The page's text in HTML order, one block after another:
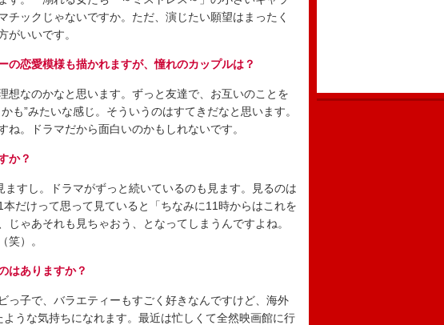
チックじゃないですか。ただ、演じたい願望はまったく
がいいです。
恋愛模様も描かれますが、憧れのカップルは？
なのかなと思います。ずっと友達で、お互いのことを
も”みたいな感じ。そういうのはすてきだなと思います。
。ドラマだから面白いのかもしれないです。
か？
すし。ドラマがずっと続いているのも見ます。見るのは
だけって思って見ていると「ちなみに11時からはこれを
ゃあそれも見ちゃおう、となってしまうんですよね。
笑）。
はありますか？
子で、バラエティーもすごく好きなんですけど、海外
うな気持ちになれます。最近は忙しくて全然映画館に行